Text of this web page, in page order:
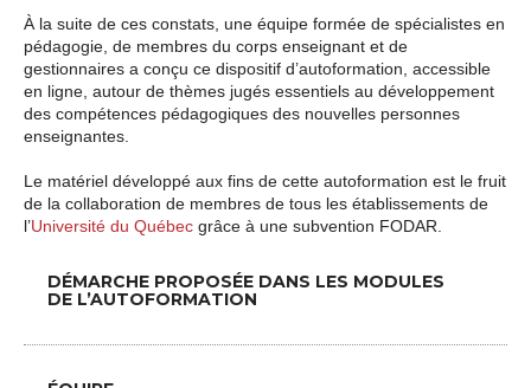
À la suite de ces constats, une équipe formée de spécialistes en
pédagogie, de membres du corps enseignant et de
gestionnaires a conçu ce dispositif d’autoformation, accessible
en ligne, autour de thèmes jugés essentiels au développement
des compétences pédagogiques des nouvelles personnes
enseignantes.
Le matériel développé aux fins de cette autoformation est le fruit
de la collaboration de membres de tous les établissements de
l’Université du Québec grâce à une subvention FODAR.
DÉMARCHE PROPOSÉE DANS LES MODULES
DE L’AUTOFORMATION